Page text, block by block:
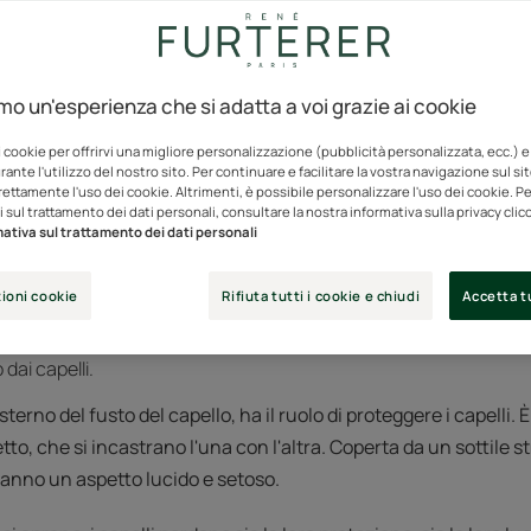
spazzolatura dei capelli è un gesto di bellezza che oggi è
purché si prenda il tempo necessario per farlo
spazzolare i tuoi
due scopi:
capelli;
capelli.
del fusto del capello, ha il ruolo di proteggere i capelli.
che si incastrano l'una con l'altra. Coperta da un sottile
un aspetto lucido e setoso.
un'esperienza che si adatta a voi grazie ai cookie
cookie per offrirvi una migliore personalizzazione (pubblicità personalizzata, ecc.)
l'utilizzo del nostro sito. Per continuare e facilitare la vostra navigazione sul
l'uso dei cookie. Altrimenti, è possibile personalizzare l'uso dei cookie.
sul trattamento dei dati personali, consultare la nostra informativa sulla privacy
sul trattamento dei dati personali
cookie Rifiuta tutti i cookie e chiudi Accetta